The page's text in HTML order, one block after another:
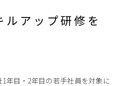
ルアップ研修を
年目・2年目の若手社員を対象に